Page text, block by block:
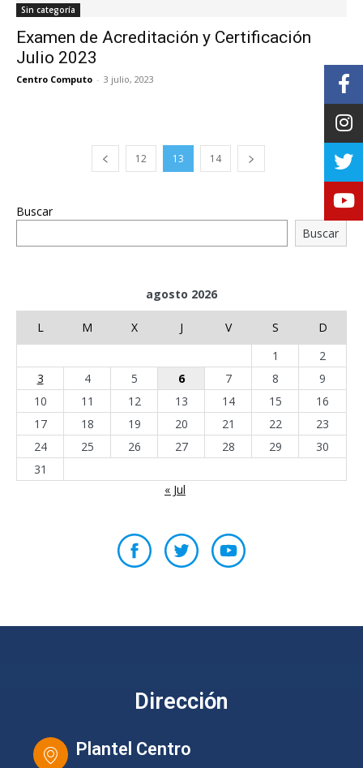
Sin categoría
Examen de Acreditación y Certificación
Julio 2023
Centro Computo - 3 julio, 2023 0
12 13 14
Buscar
Buscar
agosto 2026
L M X J V S
D
1
2
3
4 5 6 7 8
9
10
11 12 13 14 15
16
17
18 19 20 21 22
23
24
25 26 27 28 29
30
31
« Jul
Dirección
Plantel Centro